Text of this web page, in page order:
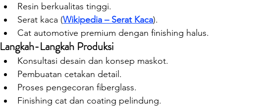
Resin berkualitas tinggi.
Serat kaca (Wikipedia – Serat Kaca).
Cat automotive premium dengan finishing halus.
Langkah-Langkah Produksi
Konsultasi desain dan konsep maskot.
Pembuatan cetakan detail.
Proses pengecoran fiberglass.
Finishing cat dan coating pelindung.